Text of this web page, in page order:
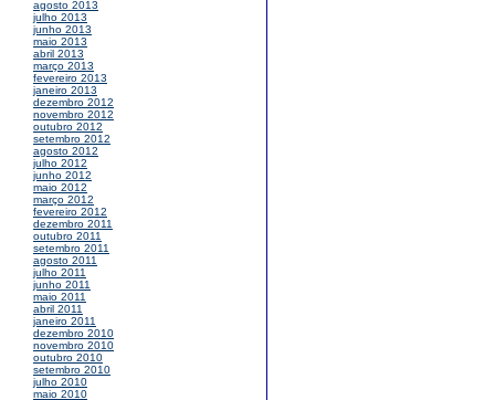
agosto 2013
julho 2013
junho 2013
maio 2013
abril 2013
março 2013
fevereiro 2013
janeiro 2013
dezembro 2012
novembro 2012
outubro 2012
setembro 2012
agosto 2012
julho 2012
junho 2012
maio 2012
março 2012
fevereiro 2012
dezembro 2011
outubro 2011
setembro 2011
agosto 2011
julho 2011
junho 2011
maio 2011
abril 2011
janeiro 2011
dezembro 2010
novembro 2010
outubro 2010
setembro 2010
julho 2010
maio 2010